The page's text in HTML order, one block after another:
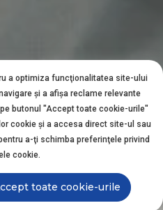
a optimiza funcţionalitatea site-ului
şi a afişa reclame relevante
butonul "Accept toate cookie-urile"
cookie şi a accesa direct site-ul sau
a-ţi schimba preferinţele privind
cookie.
toate cookie-urile